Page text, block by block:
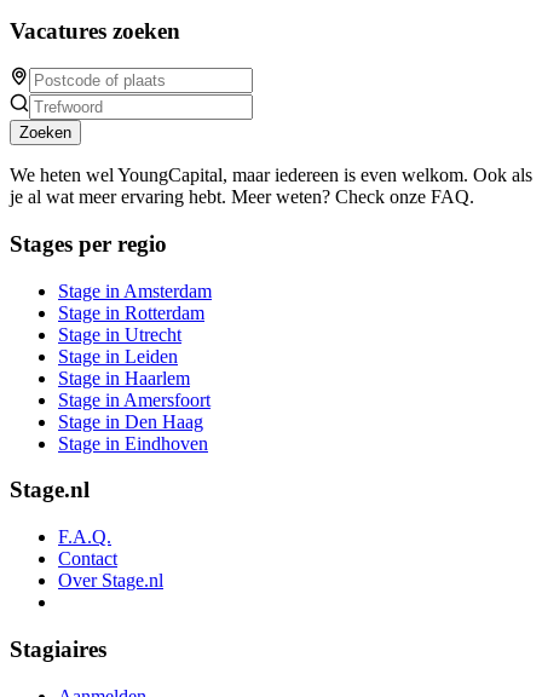
Vacatures zoeken
Zoeken
We heten wel YoungCapital, maar iedereen is even welkom. Ook als
je al wat meer ervaring hebt. Meer weten? Check onze FAQ.
Stages per regio
Stage in Amsterdam
Stage in Rotterdam
Stage in Utrecht
Stage in Leiden
Stage in Haarlem
Stage in Amersfoort
Stage in Den Haag
Stage in Eindhoven
Stage.nl
F.A.Q.
Contact
Over Stage.nl
Stagiaires